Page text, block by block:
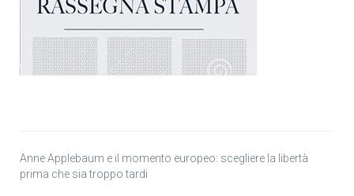
Anne Applebaum e il momento europeo: scegliere la libertà
prima che sia troppo tardi